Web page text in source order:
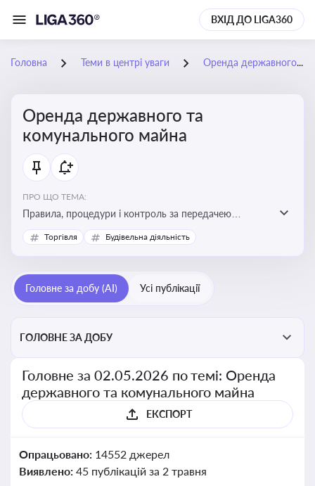
ВХІД ДО LIGA360
Головна Теми в центрі уваги Оренда державного та комунального майна
Оренда державного та
комунального майна
ПРО ЩО ТЕМА:
Правила, процедури і контроль за передачею
державного та комунального майна в оренду. Кейси
використання публічного майна
Торгівля Будівельна діяльність
Головне за добу (AI) Усі публікації
ГОЛОВНЕ ЗА ДОБУ
Головне за 02.05.2026 по темі: Оренда
державного та комунального майна
ЕКСПОРТ
Опрацьовано: 14552 джерел
Виявлено: 45 публікацій за 2 травня